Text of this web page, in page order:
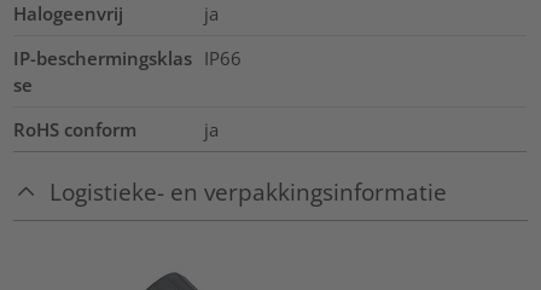
Halogeenvrij
ja
IP-beschermingsklas
se
IP66
RoHS conform ja
Logistieke- en verpakkingsinformatie